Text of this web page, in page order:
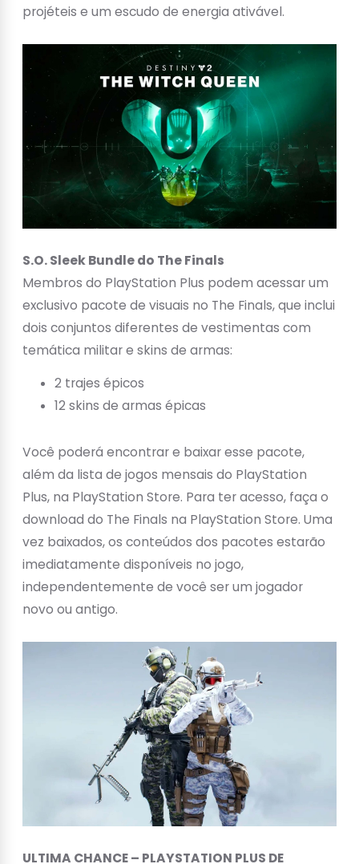
projéteis e um escudo de energia ativável.
S.O. Sleek Bundle do The Finals
Membros do PlayStation Plus podem acessar um
exclusivo pacote de visuais no The Finals, que inclui
dois conjuntos diferentes de vestimentas com
temática militar e skins de armas:
2 trajes épicos
12 skins de armas épicas
Você poderá encontrar e baixar esse pacote,
além da lista de jogos mensais do PlayStation
Plus, na PlayStation Store. Para ter acesso, faça o
download do The Finals na PlayStation Store. Uma
vez baixados, os conteúdos dos pacotes estarão
imediatamente disponíveis no jogo,
independentemente de você ser um jogador
novo ou antigo.
ULTIMA CHANCE – PLAYSTATION PLUS DE